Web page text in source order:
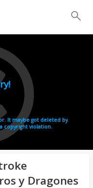
y Dragones